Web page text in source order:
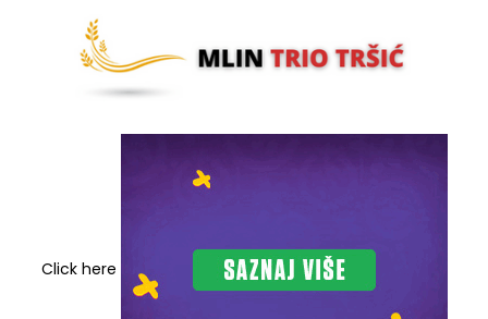
Click here